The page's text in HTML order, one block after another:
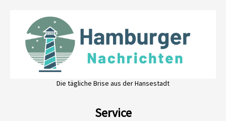
Die tägliche Brise aus der Hansestadt
Service